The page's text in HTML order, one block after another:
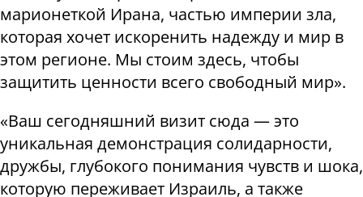
марионеткой Ирана, частью империи зла,
которая хочет искоренить надежду и мир в
этом регионе. Мы стоим здесь, чтобы
защитить ценности всего свободный мир».
«Ваш сегодняшний визит сюда — это
уникальная демонстрация солидарности,
дружбы, глубокого понимания чувств и шока,
которую переживает Израиль, а также